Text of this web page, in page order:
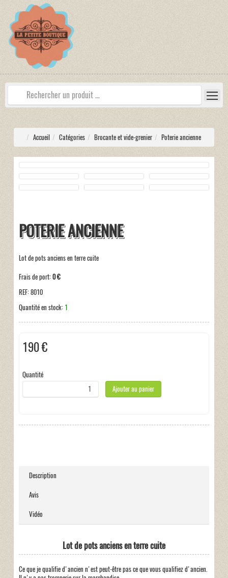
Accueil Catégories Brocante et vide-grenier Poterie ancienne
POTERIE ANCIENNE
Lot de pots anciens en terre cuite
Frais de port:0 €
REF:8010
Quantité en stock: 1
190 €
Quantité
Ajouter au panier
Description
Avis
Vidéo
Lot de pots anciens en terre cuite
Ce que je qualifie d'ancien n'est peut-être pas ce que vous qualifiez d'ancien.